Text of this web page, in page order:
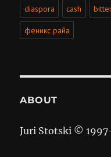
diaspora cash
феникс райа
ABOUT
Juri Stotski ©